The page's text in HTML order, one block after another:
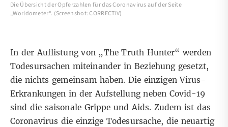
Die Übersicht der Opferzahlen für das Coronavirus auf der Seite
„Worldometer“. (Screenshot: CORRECTIV)
In der Auflistung von „The Truth Hunter“ werden
Todesursachen miteinander in Beziehung gesetzt,
die nichts gemeinsam haben. Die einzigen Virus-
Erkrankungen in der Aufstellung neben Covid-19
sind die saisonale Grippe und Aids. Zudem ist das
Coronavirus die einzige Todesursache, die neuartig